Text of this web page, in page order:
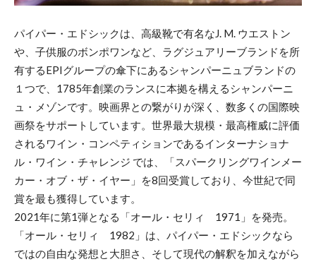
パイパー・エドシックは、高級靴で有名なJ. M. ウエストン
や、子供服のボンポワンなど、ラグジュアリーブランドを所
有するEPIグループの傘下にあるシャンパーニュブランドの
１つで、1785年創業のランスに本拠を構えるシャンパーニ
ュ・メゾンです。映画界との繋がりが深く、数多くの国際映
画祭をサポートしています。世界最大規模・最高権威に評価
されるワイン・コンペティションであるインターナショナ
ル・ワイン・チャレンジ では、「スパークリングワインメー
カー・オブ・ザ・イヤー」を8回受賞しており、今世紀で同
賞を最も獲得しています。
2021年に第1弾となる「オール・セリィ 1971」を発売。
「オール・セリィ 1982」は、パイパー・エドシックなら
ではの自由な発想と大胆さ、そして現代の解釈を加えながら